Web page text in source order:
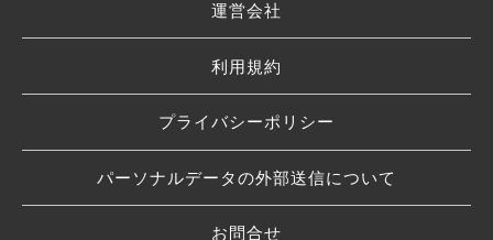
運営会社
利用規約
プライバシーポリシー
パーソナルデータの外部送信について
お問合せ